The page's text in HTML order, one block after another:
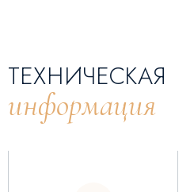
ТЕХНИЧЕСКАЯ
информация